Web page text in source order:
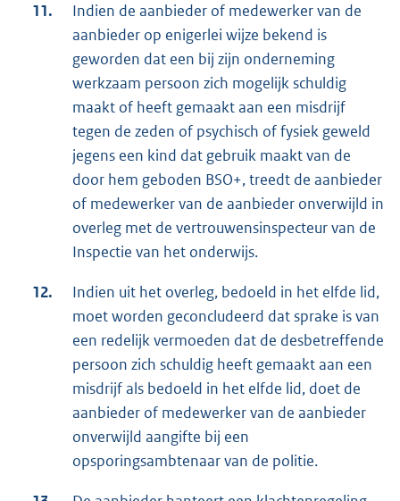
11.
Indien de aanbieder of medewerker van de
aanbieder op enigerlei wijze bekend is
geworden dat een bij zijn onderneming
werkzaam persoon zich mogelijk schuldig
maakt of heeft gemaakt aan een misdrijf
tegen de zeden of psychisch of fysiek geweld
jegens een kind dat gebruik maakt van de
door hem geboden BSO+, treedt de aanbieder
of medewerker van de aanbieder onverwijld in
overleg met de vertrouwensinspecteur van de
Inspectie van het onderwijs.
12.
Indien uit het overleg, bedoeld in het elfde lid,
moet worden geconcludeerd dat sprake is van
een redelijk vermoeden dat de desbetreffende
persoon zich schuldig heeft gemaakt aan een
misdrijf als bedoeld in het elfde lid, doet de
aanbieder of medewerker van de aanbieder
onverwijld aangifte bij een
opsporingsambtenaar van de politie.